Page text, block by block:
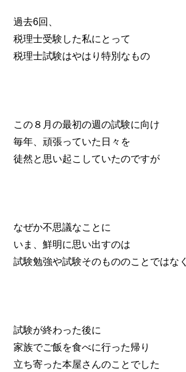
過去6回、
税理士受験した私にとって
税理士試験はやはり特別なもの
この８月の最初の週の試験に向け
毎年、頑張っていた日々を
徒然と思い起こしていたのですが
なぜか不思議なことに
いま、鮮明に思い出すのは
試験勉強や試験そのもののことではなく
試験が終わった後に
家族でご飯を食べに行った帰り
立ち寄った本屋さんのことでした